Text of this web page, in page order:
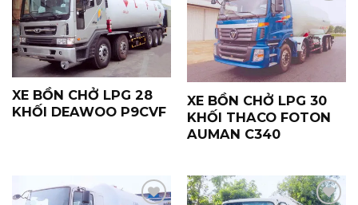
Yêu
Thích
XE BỒN CHỞ LPG 28
KHỐI DEAWOO P9CVF
Thích
XE BỒN CHỞ LPG 30
KHỐI THACO FOTON
AUMAN C340